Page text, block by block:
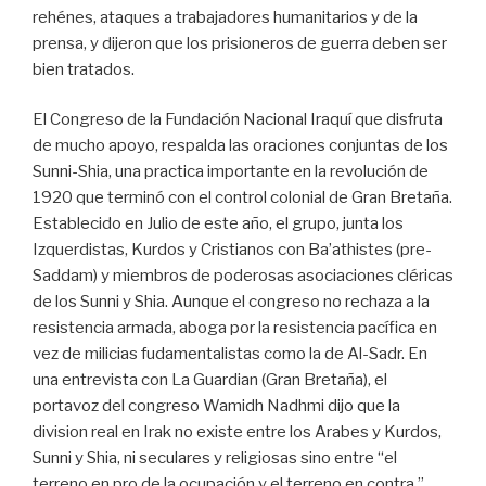
rehénes, ataques a trabajadores humanitarios y de la
prensa, y dijeron que los prisioneros de guerra deben ser
bien tratados.
El Congreso de la Fundación Nacional Iraquí que disfruta
de mucho apoyo, respalda las oraciones conjuntas de los
Sunni-Shia, una practica importante en la revolución de
1920 que terminó con el control colonial de Gran Bretaña.
Establecido en Julio de este año, el grupo, junta los
Izquerdistas, Kurdos y Cristianos con Ba’athistes (pre-
Saddam) y miembros de poderosas asociaciones cléricas
de los Sunni y Shia. Aunque el congreso no rechaza a la
resistencia armada, aboga por la resistencia pacífica en
vez de milicias fudamentalistas como la de Al-Sadr. En
una entrevista con La Guardian (Gran Bretaña), el
portavoz del congreso Wamidh Nadhmi dijo que la
division real en Irak no existe entre los Arabes y Kurdos,
Sunni y Shia, ni seculares y religiosas sino entre “el